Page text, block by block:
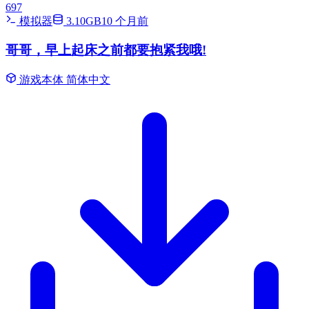
697
模拟器
3.10GB10 个月前
哥哥，早上起床之前都要抱紧我哦!
游戏本体 简体中文